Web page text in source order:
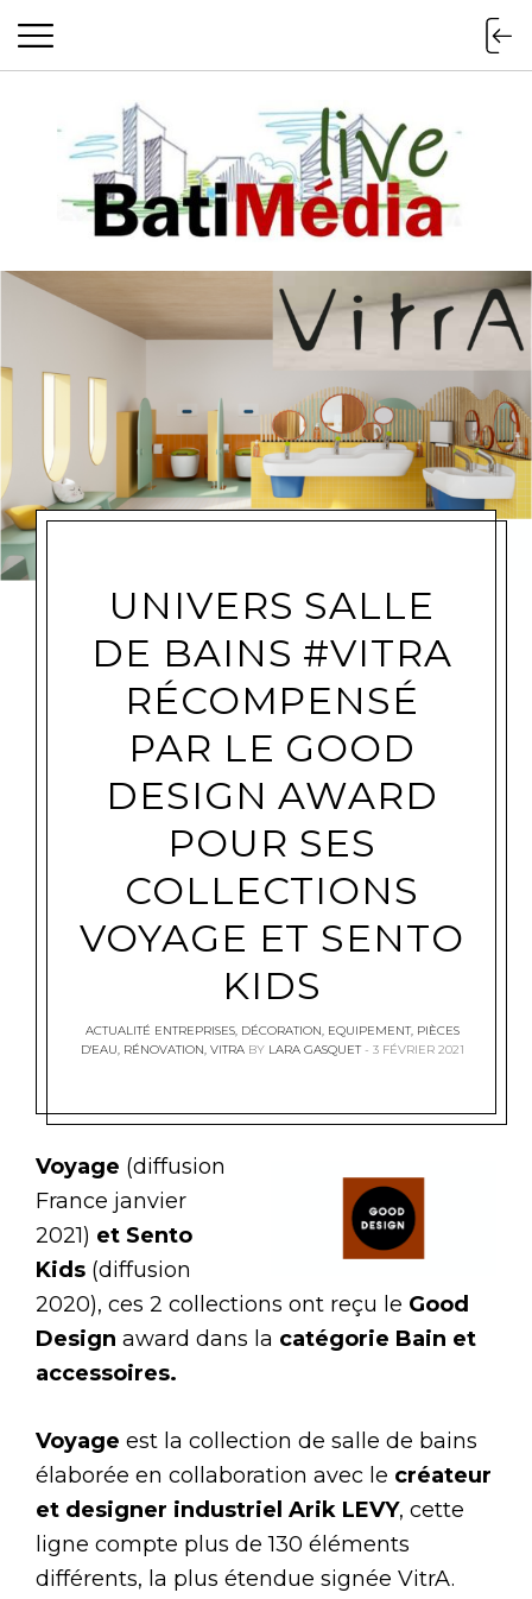
Batimedialive
UNIVERS SALLE
DE BAINS #VITRA
RÉCOMPENSÉ
PAR LE GOOD
DESIGN AWARD
POUR SES
COLLECTIONS
VOYAGE ET SENTO
KIDS
ACTUALITÉ ENTREPRISES, DÉCORATION, EQUIPEMENT, PIÈCES
D'EAU, RÉNOVATION, VITRA BY LARA GASQUET 3 FÉVRIER 2021
Voyage (diffusion
France janvier
2021) et Sento
Kids (diffusion
2020), ces 2 collections ont reçu le Good
Design award dans la catégorie Bain et
accessoires.
Voyage est la collection de salle de bains
élaborée en collaboration avec le créateur
et designer industriel Arik LEVY, cette
ligne compte plus de 130 éléments
différents, la plus étendue signée VitrA.